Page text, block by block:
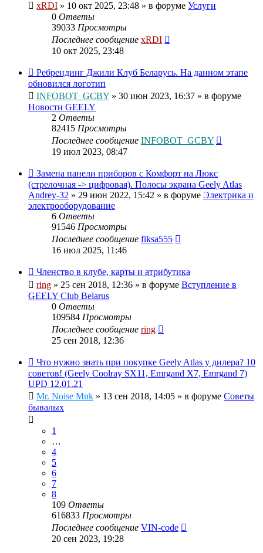
xRDI » 10 окт 2025, 23:48 » в форуме Услуги
0 Ответы
39033 Просмотры
Последнее сообщение xRDI
10 окт 2025, 23:48
Ребрендинг Джили Клуб Беларусь. На данном этапе
обновился логотип
INFOBOT_GCBY » 30 июн 2023, 16:37 » в форуме
Новости GEELY
2 Ответы
82415 Просмотры
Последнее сообщение INFOBOT_GCBY
19 июл 2023, 08:47
Замена панели приборов с Комфорт на Люкс
(стрелочная -> цифровая). Полосы экрана Geely Atlas
Andrey-32 » 29 июн 2022, 15:42 » в форуме Электрика и
электрооборудование
6 Ответы
91546 Просмотры
Последнее сообщение fiksa555
16 июл 2025, 11:46
Членство в клубе, карты и атрибутика
ring » 25 сен 2018, 12:36 » в форуме Вступление в
GEELY Club Belarus
0 Ответы
109584 Просмотры
Последнее сообщение ring
25 сен 2018, 12:36
Что нужно знать при покупке Geely Atlas у дилера? 10
советов! (Geely Coolray SX11, Emrgand X7, Emrgand 7)
UPD 12.01.21
Mr. Noise Mnk » 13 сен 2018, 14:05 » в форуме Советы
бывалых
1
…
4
5
6
7
8
109 Ответы
616833 Просмотры
Последнее сообщение VIN-code
20 сен 2023, 19:28